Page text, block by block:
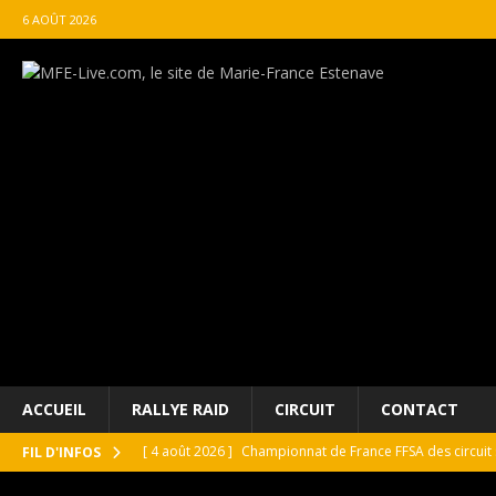
6 AOÛT 2026
ACCUEIL RALLYE RAID CIRCUIT CONTACT
FIL D'INFOS [ 4 août 2026 ] Championnat de France FFSA des